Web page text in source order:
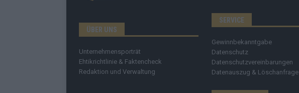
ÜBER UNS
Unternehmensporträt
Ehtikrichtlinie & Faktencheck
Redaktion und Verwaltung
SERVICE
Gewinnbekanntgabe
Datenschutz
Datenschutzvereinbarungen
Datenauszug & Löschanfrage